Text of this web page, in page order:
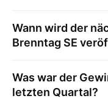
Wann wird der
Brenntag SE
Was war der
letzten Quartal?